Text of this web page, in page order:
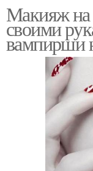
Вампиры на
Макияж
своими
вампирши